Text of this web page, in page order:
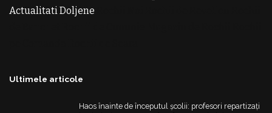
Actualitati Doljene
Ultimele articole
Haos înainte de începutul școlii: profesori repartizați